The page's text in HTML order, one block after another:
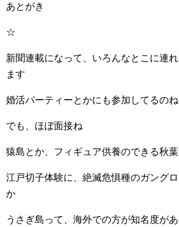
あとがき
☆
新聞連載になって、いろんなとこに連
ます
婚活パーティーとかにも参加してるの
でも、ほぼ面接ね
猿島とか、フィギュア供養のできる秋
江戸切子体験に、絶滅危惧種のガング
か
うさぎ島って、海外での方が知名度があ